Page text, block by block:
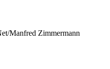
Manfred Zimmermann